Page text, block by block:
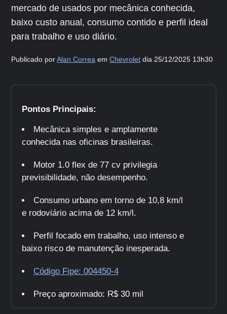
mercado de usados por mecânica conhecida,
baixo custo anual, consumo contido e perfil ideal
para trabalho e uso diário.
Publicado porAlan Correa emChevrolet dia 25/12/2025 13h30
Pontos Principais:
Mecânica simples e amplamente
conhecida nas oficinas brasileiras.
Motor 1.0 flex de 77 cv privilegia
previsibilidade, não desempenho.
Consumo urbano em torno de 10,8 km/l
e rodoviário acima de 12 km/l.
Perfil focado em trabalho, uso intenso e
baixo risco de manutenção inesperada.
Código Fipe: 004450-4
Preço aproximado: R$ 30 mil